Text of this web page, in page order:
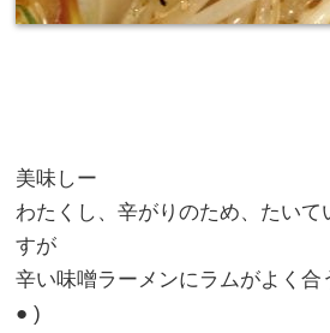
美味しー
わたくし、辛がりのため、たいて
すが
辛い味噌ラーメンにラムがよく合
● )